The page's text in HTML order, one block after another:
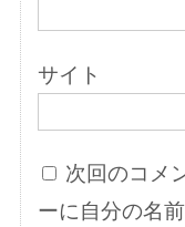
サイト
次回のコメ
ーに自分の名